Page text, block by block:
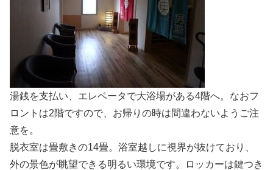
湯銭を支払い、エレベータで大浴場がある4階へ。なおフ
ロントは2階ですので、お帰りの時は間違わないようご注
意を。
脱衣室は畳敷きの14畳。浴室越しに視界が抜けており、
外の景色が眺望できる明るい環境です。ロッカーは鍵つき